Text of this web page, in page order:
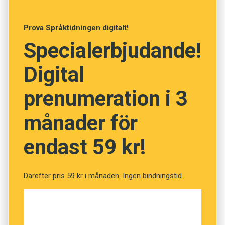
Foto: Istockphoto
Har du koll på orden? (Kviss
Fråga1av 12
Sceneri
Lögn
Prova Språktidningen digitalt!
Specialerbjudande!
Digital
prenumeration i 3
månader för
endast 59 kr!
Därefter pris 59 kr i månaden. Ingen bindningstid.